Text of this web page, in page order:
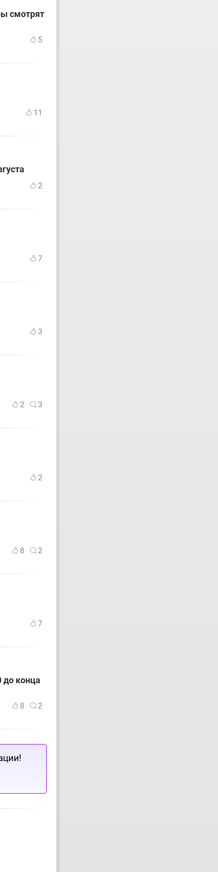
смотрят
5
11
2
7
3
2 3
2
8 2
7
конца
8 2